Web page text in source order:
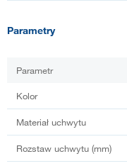
Parametry
Parametr
Kolor
Materiał uchwytu
Rozstaw uchwytu (mm)